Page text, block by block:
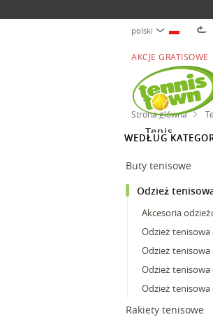
polski
AKCJE GRATISOWE
Tenis
Strona główna
WEDŁUG
Buty tenisowe
Odzież
Akcesoria
Odzież tenisowa
Odzież tenisowa
Odzież tenisowa
Odzież tenisowa
Rakiety tenisowe